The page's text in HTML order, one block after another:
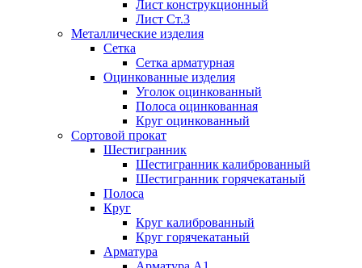
Лист конструкционный
Лист Ст.3
Металлические изделия
Сетка
Сетка арматурная
Оцинкованные изделия
Уголок оцинкованный
Полоса оцинкованная
Круг оцинкованный
Сортовой прокат
Шестигранник
Шестигранник калиброванный
Шестигранник горячекатаный
Полоса
Круг
Круг калиброванный
Круг горячекатаный
Арматура